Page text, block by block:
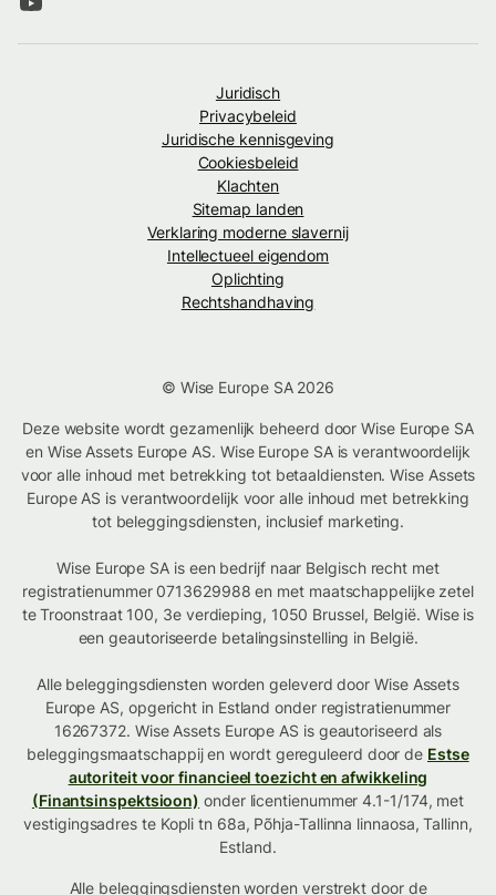
Juridisch
Privacybeleid
Juridische kennisgeving
Cookiesbeleid
Klachten
Sitemap landen
Verklaring moderne slavernij
Intellectueel eigendom
Oplichting
Rechtshandhaving
© Wise Europe SA 2026
Deze website wordt gezamenlijk beheerd door Wise Europe SA
en Wise Assets Europe AS. Wise Europe SA is verantwoordelijk
voor alle inhoud met betrekking tot betaaldiensten. Wise Assets
Europe AS is verantwoordelijk voor alle inhoud met betrekking
tot beleggingsdiensten, inclusief marketing.
Wise Europe SA is een bedrijf naar Belgisch recht met
registratienummer 0713629988 en met maatschappelijke zetel
te Troonstraat 100, 3e verdieping, 1050 Brussel, België. Wise is
een geautoriseerde betalingsinstelling in België.
Alle beleggingsdiensten worden geleverd door Wise Assets
Europe AS, opgericht in Estland onder registratienummer
16267372. Wise Assets Europe AS is geautoriseerd als
beleggingsmaatschappij en wordt gereguleerd door de Estse
autoriteit voor financieel toezicht en afwikkeling
(Finantsinspektsioon) onder licentienummer 4.1-1/174, met
vestigingsadres te Kopli tn 68a, Põhja-Tallinna linnaosa, Tallinn,
Estland.
Alle beleggingsdiensten worden verstrekt door de